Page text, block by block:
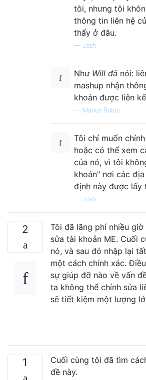
tôi, nhưng tôi
thông tin liên hệ
thấy ở đâu.
— Josh
Như Will đã nói:
mashup nhận
khoản được liên
— Marius Butuc
Tôi chỉ muốn
hoặc có thể xem
của nó, vì tôi
khoản" nơi các
định này được lấy
— Josh
2
Tôi đã lãng phí nhiều
sửa tài khoản ME. Cuối
nó, và sau đó nhập lại
một cách chính xác.
sự giúp đỡ nào về vấn
ta không thể chỉnh sửa
sẽ tiết kiệm một lượng
1
Cuối cùng tôi đã tìm
đề này.